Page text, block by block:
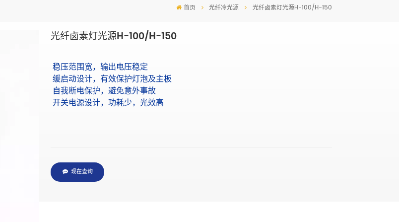
首页 光纤冷光源 光纤卤素灯光源H-100/H-150
光纤卤素灯光源H-100/H-150
稳压范围宽，输出电压稳定
缓启动设计，有效保护灯泡及主板
自我断电保护，避免意外事故
开关电源设计，功耗少，光效高
现在查询